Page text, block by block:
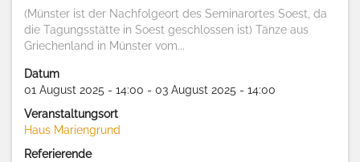
(Münster ist der Nachfolgeort des Seminarortes Soest, da
die Tagungsstätte in Soest geschlossen ist) Tänze aus
Griechenland in Münster vom...
Datum
01 August 2025 - 14:00 - 03 August 2025 - 14:00
Veranstaltungsort
Haus Mariengrund
Referierende